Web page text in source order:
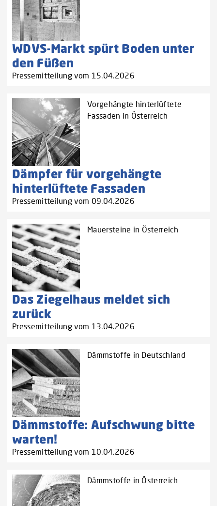
WDVS-Markt spürt Boden unter
den Füßen
Pressemitteilung vom 15.04.2026
Vorgehängte hinterlüftete
Fassaden in Österreich
Dämpfer für vorgehängte
hinterlüftete Fassaden
Pressemitteilung vom 09.04.2026
Mauersteine in Österreich
Das Ziegelhaus meldet sich
zurück
Pressemitteilung vom 13.04.2026
Dämmstoffe in Deutschland
Dämmstoffe: Aufschwung bitte
warten!
Pressemitteilung vom 10.04.2026
Dämmstoffe in Österreich